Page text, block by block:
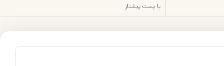
با پست پیشتاز